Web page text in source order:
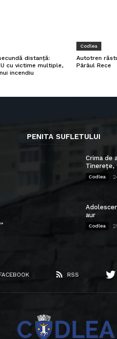
distanță:
cu victime multiple,
incendiu
Codlea
Autotren
Pârâul Rece
PENITA SUFLETULUI
Crima de
Tinerețe,
Codlea
aur
Codlea
RSS